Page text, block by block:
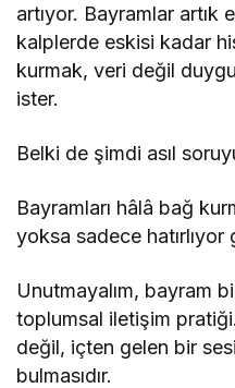
artıyor. Bayramlar artık
kalplerde eskisi kadar
kurmak, veri değil
ister.
Belki de şimdi asıl
Bayramları hâlâ bağ
yoksa sadece hatırlıyor
Unutmayalım, bayram
toplumsal iletişim
değil, içten gelen bir
bulmasıdır.